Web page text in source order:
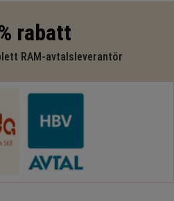
rabatt
RAM-avtalsleverantör